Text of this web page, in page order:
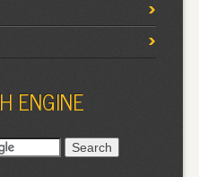
ENGINE